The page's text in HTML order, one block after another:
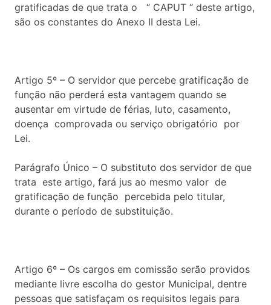
gratificadas de que trata o ‘’ CAPUT ‘’ deste artigo,
são os constantes do Anexo II desta Lei.
Artigo 5º – O servidor que percebe gratificação de
função não perderá esta vantagem quando se
ausentar em virtude de férias, luto, casamento,
doença comprovada ou serviço obrigatório por
Lei.
Parágrafo Único – O substituto dos servidor de que
trata este artigo, fará jus ao mesmo valor de
gratificação de função percebida pelo titular,
durante o período de substituição.
Artigo 6º – Os cargos em comissão serão providos
mediante livre escolha do gestor Municipal, dentre
pessoas que satisfaçam os requisitos legais para